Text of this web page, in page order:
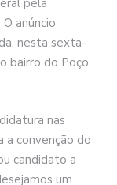
pela
anúncio
nesta sexta-
bairro do Poço,
nas
a convenção do
candidato a
um